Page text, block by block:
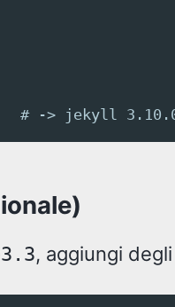
# -> jekyll
, aggiungi